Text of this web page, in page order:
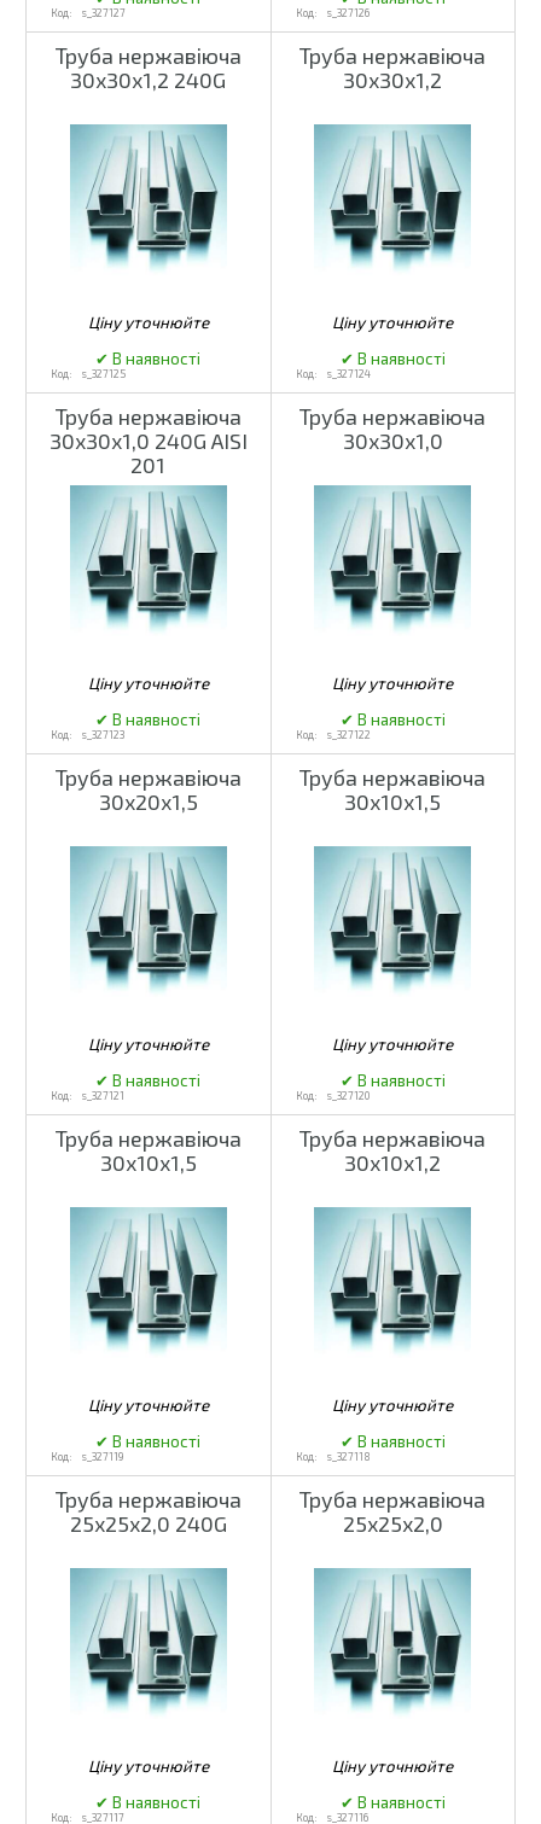
s_327127 s_327126
Труба нержавіюча
30х30х1,2 240G
s_327125
Труба нержавіюча
30х30х1,2
s_327124
Труба нержавіюча
30х30х1,0 240G AISI
201
s_327123
Труба нержавіюча
30х30х1,0
s_327122
Труба нержавіюча
30х20х1,5
s_327121
Труба нержавіюча
30х10х1,5
s_327120
Труба нержавіюча
30х10х1,5
s_327119
Труба нержавіюча
30х10х1,2
s_327118
Труба нержавіюча
25х25х2,0 240G
s_327117
Труба нержавіюча
25х25х2,0
s_327116